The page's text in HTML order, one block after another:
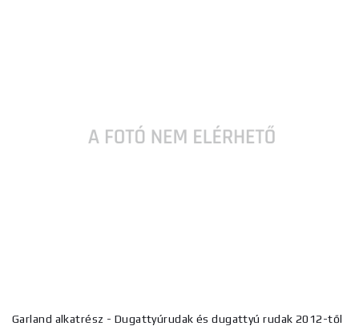
Garland alkatrész - Dugattyúrudak és dugattyú rudak 2012-től